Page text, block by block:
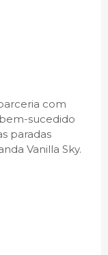
com
sucedido
paradas
Vanilla Sky.